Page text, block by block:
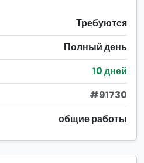
Требуются
Полный день
10 дней
#91730
общие работы